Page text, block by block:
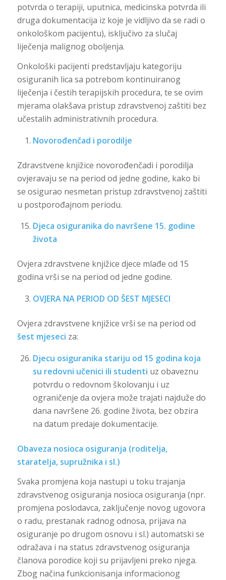
potvrda o terapiji, uputnica, medicinska potvrda ili
druga dokumentacija iz koje je vidljivo da se radi o
onkološkom pacijentu), isključivo za slučaj
liječenja malignog oboljenja.
Onkološki pacijenti predstavljaju kategoriju
osiguranih lica sa potrebom kontinuiranog
liječenja i čestih terapijskih procedura, te se ovim
mjerama olakšava pristup zdravstvenoj zaštiti bez
učestalih administrativnih procedura.
Novorođenčad i porodilje
Zdravstvene knjižice novorođenčadi i porodilja
ovjeravaju se na period od jedne godine, kako bi
se osigurao nesmetan pristup zdravstvenoj zaštiti
u postporođajnom periodu.
Djeca osiguranika do navršene 15. godine
života
Ovjera zdravstvene knjižice djece mlađe od 15
godina vrši se na period od jedne godine.
OVJERA NA PERIOD OD ŠEST MJESECI
Ovjera zdravstvene knjižice vrši se na period od
šest mjeseci za:
Djecu osiguranika stariju od 15 godina koja
su redovni učenici ili studenti uz obaveznu
potvrdu o redovnom školovanju i uz
ograničenje da ovjera može trajati najduže do
dana navršene 26. godine života, bez obzira
na datum predaje dokumentacije.
Obaveza nosioca osiguranja (roditelja,
staratelja, supružnika i sl.)
Svaka promjena koja nastupi u toku trajanja
zdravstvenog osiguranja nosioca osiguranja (npr.
promjena poslodavca, zaključenje novog ugovora
o radu, prestanak radnog odnosa, prijava na
osiguranje po drugom osnovu i sl.) automatski se
odražava i na status zdravstvenog osiguranja
članova porodice koji su prijavljeni preko njega.
Zbog načina funkcionisanja informacionog